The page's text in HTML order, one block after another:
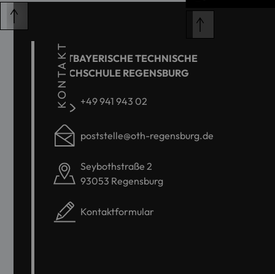
KONTAKT
OSTBAYERISCHE TECHNISCHE
HOCHSCHULE REGENSBURG
+49 941 943 02
poststelle@oth-regensburg.de
Seybothstraße 2
93053 Regensburg
Kontaktformular